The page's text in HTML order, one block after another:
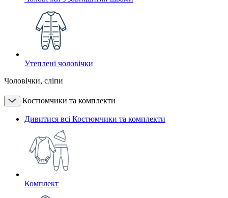
Утеплені чоловічки
Чоловічки, сліпи
Костюмчики та комплекти
Дивитися всі Костюмчики та комплекти
Комплект